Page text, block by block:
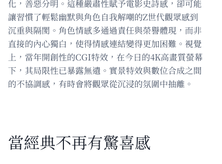
化，善惡分明。這種嚴肅性賦予電影史詩感，卻可能
讓習慣了輕鬆幽默與角色自我解嘲的Z世代觀眾感到
沉重與隔閡。角色情感多通過責任與榮譽體現，而非
直接的內心獨白，使得情感連結變得更加困難。視覺
上，當年開創性的CGI特效，在今日的4K高畫質螢幕
下，其局限性已暴露無遺。實景特效與數位合成之間
的不協調感，有時會將觀眾從沉浸的氛圍中抽離。
當經典不再有驚喜感